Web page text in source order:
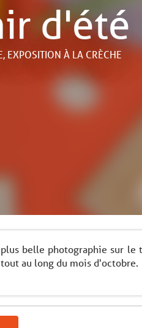
d'été
EXPOSITION À LA CRÈCHE
plus belle photographie sur
au long du mois d'octobre.